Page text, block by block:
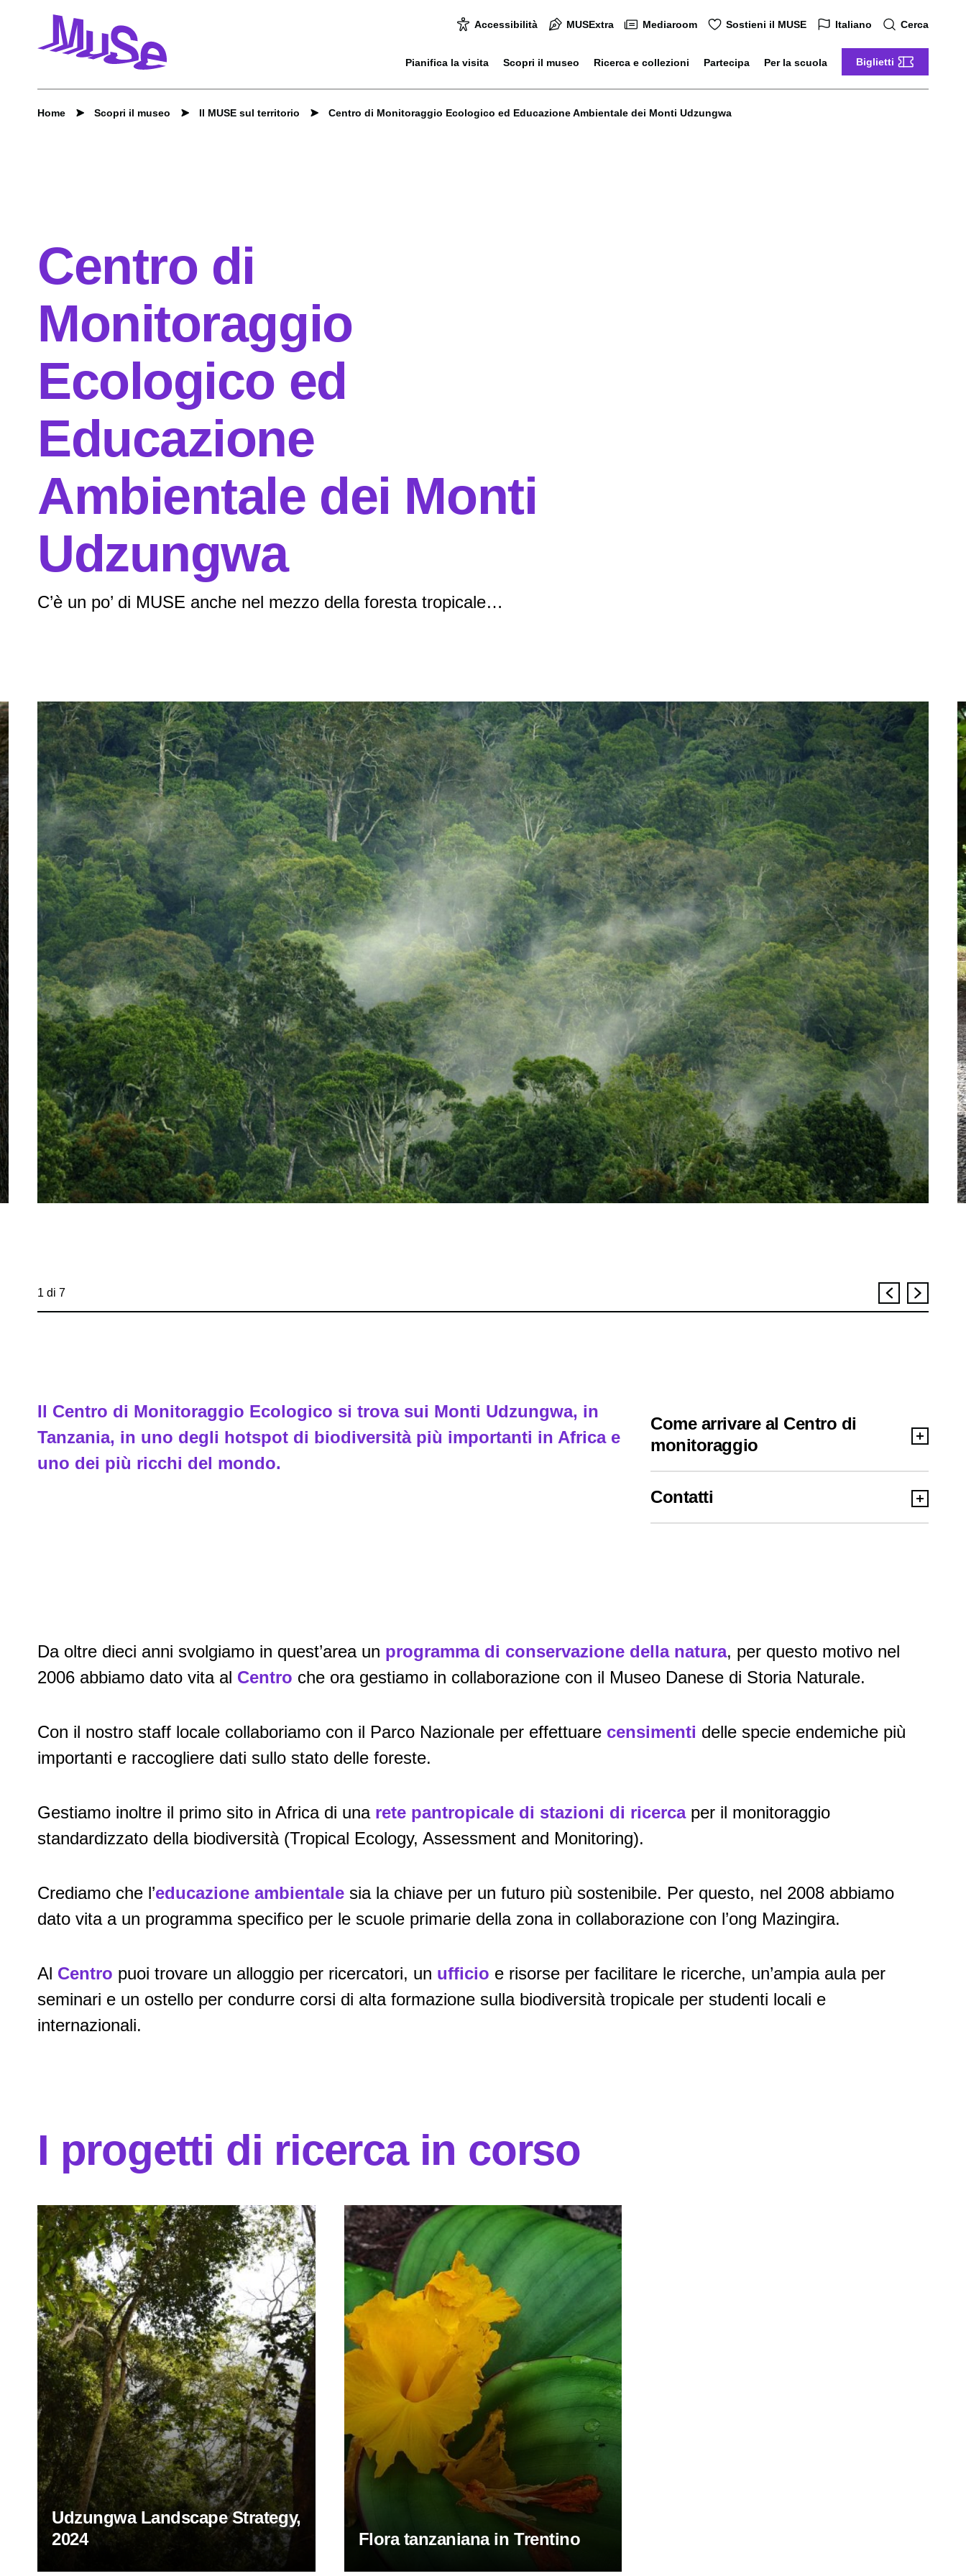
Accessibilità MUSExtra Mediaroom Sostieni il MUSE Italiano Cerca
Pianifica la visita Scopri il museo Ricerca e collezioni Partecipa Per la scuola Biglietti
Home Scopri il museo Il MUSE sul territorio Centro di Monitoraggio Ecologico ed Educazione Ambientale dei Monti Udzungwa
Centro di
Monitoraggio
Ecologico ed
Educazione
Ambientale dei Monti
Udzungwa
C’è un po’ di MUSE anche nel mezzo della foresta tropicale…
1 di 7
Il Centro di Monitoraggio Ecologico si trova sui Monti Udzungwa, in
Tanzania, in uno degli hotspot di biodiversità più importanti in Africa e
uno dei più ricchi del mondo.
Come arrivare al Centro di
monitoraggio
Contatti
Da oltre dieci anni svolgiamo in quest’area un programma di conservazione della natura, per questo motivo nel
2006 abbiamo dato vita al Centro che ora gestiamo in collaborazione con il Museo Danese di Storia Naturale.
Con il nostro staff locale collaboriamo con il Parco Nazionale per effettuare censimenti delle specie endemiche più
importanti e raccogliere dati sullo stato delle foreste.
Gestiamo inoltre il primo sito in Africa di una rete pantropicale di stazioni di ricercaper il monitoraggio
standardizzato della biodiversità (Tropical Ecology, Assessment and Monitoring).
Crediamo che l’educazione ambientale sia la chiave per un futuro più sostenibile. Per questo, nel 2008 abbiamo
dato vita a un programma specifico per le scuole primarie della zona in collaborazione con l’ong Mazingira.
Al Centro puoi trovare un alloggio per ricercatori, un ufficio e risorse per facilitare le ricerche, un’ampia aula per
seminari e un ostello per condurre corsi di alta formazione sulla biodiversità tropicale per studenti locali e
internazionali.
I progetti di ricerca in corso
Udzungwa Landscape Strategy,
2024
Flora tanzaniana in Trentino